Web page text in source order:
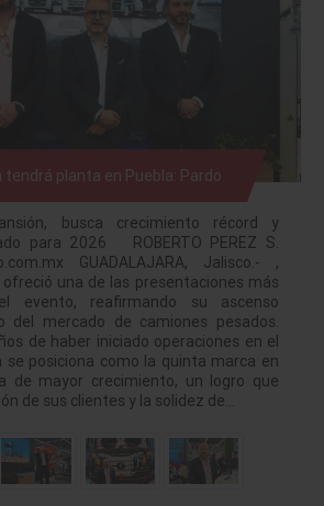
tendrá planta en Puebla: Pardo
busca crecimiento récord y
para 2026 ROBERTO PEREZ S.
GUADALAJARA, Jalisco.- ,
una de las presentaciones más
evento, reafirmando su ascenso
del mercado de camiones pesados.
de haber iniciado operaciones en el
se posiciona como la quinta marca en
de mayor crecimiento, un logro que
de sus clientes y la solidez de…